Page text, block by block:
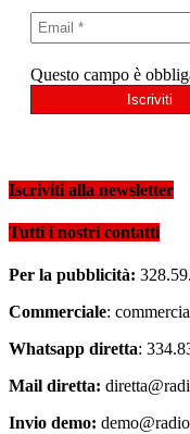
Questo campo è
Iscriviti alla newsletter
Tutti i nostri contatti
Per la pubblicità:
Commerciale:
Whatsapp diretta:
Mail diretta:
Invio demo: